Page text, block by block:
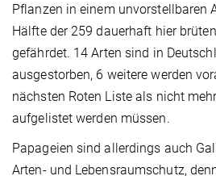
Pflanzen in einem unvorstellbaren
Hälfte der 259 dauerhaft hier
gefährdet. 14 Arten sind in
ausgestorben, 6 weitere werden
nächsten Roten Liste als nicht
aufgelistet werden müssen.
Papageien sind allerdings auch
Arten- und Lebensraumschutz,